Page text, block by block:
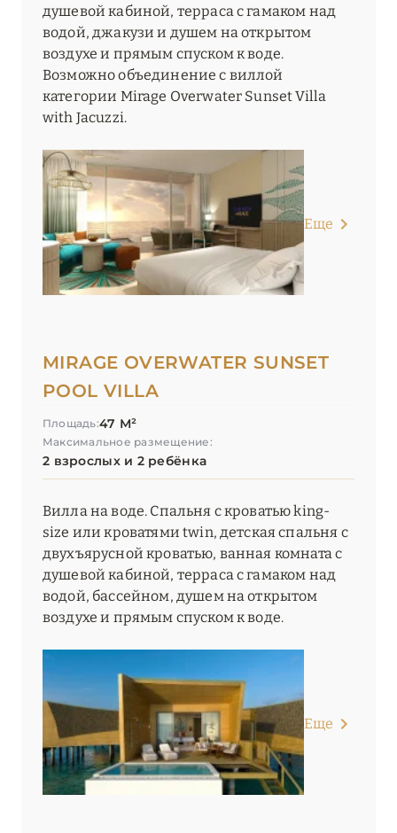
душевой кабиной, терраса с гамаком над
водой, джакузи и душем на открытом
воздухе и прямым спуском к воде.
Возможно объединение с виллой
категории Mirage Overwater Sunset Villa
with Jacuzzi.
Еще
MIRAGE OVERWATER SUNSET
POOL VILLA
Площадь:47 М²
Максимальное размещение:
2 взрослых и 2 ребёнка
Вилла на воде. Спальня с кроватью king-
size или кроватями twin, детская спальня с
двухъярусной кроватью, ванная комната с
душевой кабиной, терраса с гамаком над
водой, бассейном, душем на открытом
воздухе и прямым спуском к воде.
Еще